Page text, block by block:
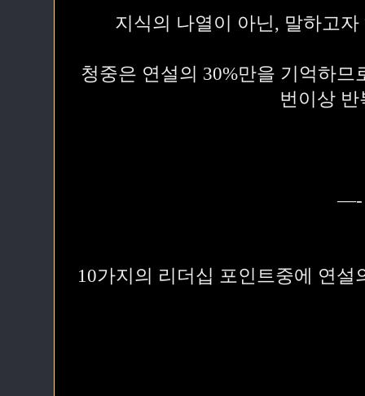
지식의 나열이 아닌, 말하고
청중은 연설의 30%만을 기억하
번이상 반
—-
10가지의 리더십 포인트중에 연